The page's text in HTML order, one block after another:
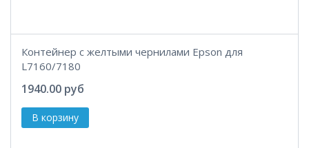
Контейнер с желтыми чернилами Epson для
L7160/7180
1940.00 руб